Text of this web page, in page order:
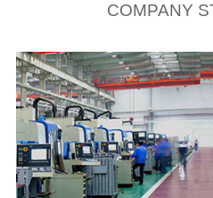
COMPANY